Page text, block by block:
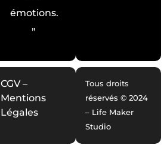
émotions.
”
Tous droits
réservés © 2024
– Life Maker
Studio
CGV–
Mentions
Légales